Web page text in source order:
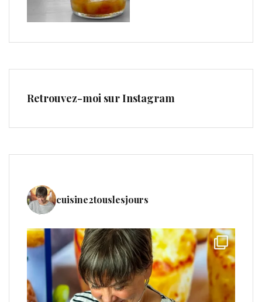
Retrouvez-moi sur Instagram
cuisine2touslesjours